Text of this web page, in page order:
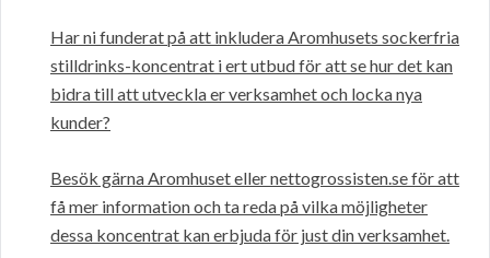
Har ni funderat på att inkludera Aromhusets sockerfria
stilldrinks-koncentrat i ert utbud för att se hur det kan
bidra till att utveckla er verksamhet och locka nya
kunder?
Besök gärna Aromhuset eller nettogrossisten.se för att
få mer information och ta reda på vilka möjligheter
dessa koncentrat kan erbjuda för just din verksamhet.